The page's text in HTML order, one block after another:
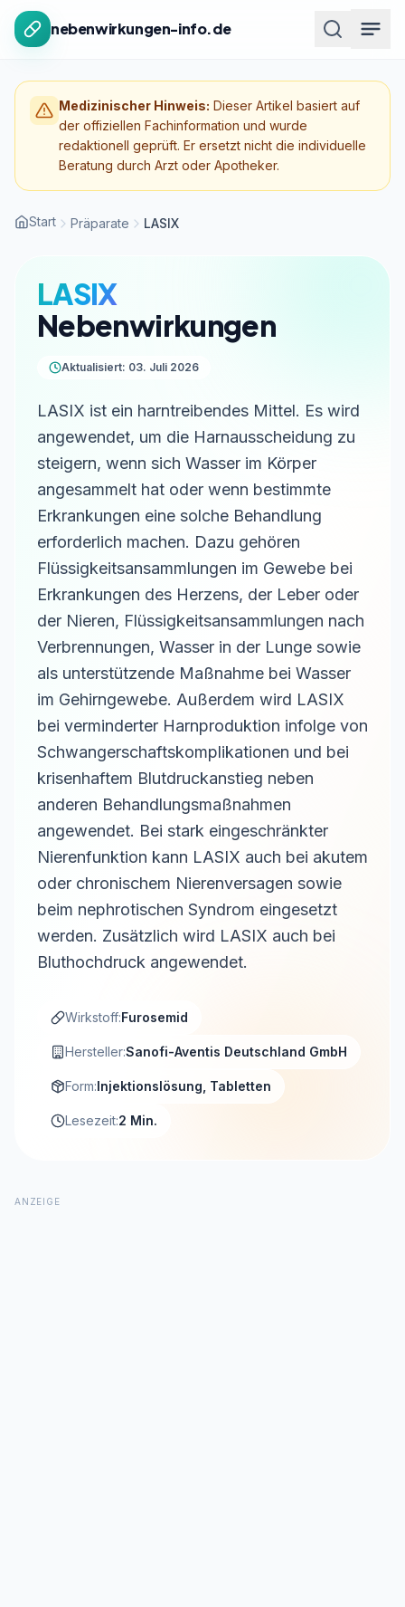
Zum Inhalt springen
nebenwirkungen-info.de
Medizinischer Hinweis: Dieser Artikel basiert auf
der offiziellen Fachinformation und wurde
redaktionell geprüft. Er ersetzt nicht die individuelle
Beratung durch Arzt oder Apotheker.
Start Präparate LASIX
LASIX
Nebenwirkungen
Aktualisiert: 03. Juli 2026
LASIX ist ein harntreibendes Mittel. Es wird
angewendet, um die Harnausscheidung zu
steigern, wenn sich Wasser im Körper
angesammelt hat oder wenn bestimmte
Erkrankungen eine solche Behandlung
erforderlich machen. Dazu gehören
Flüssigkeitsansammlungen im Gewebe bei
Erkrankungen des Herzens, der Leber oder
der Nieren, Flüssigkeitsansammlungen nach
Verbrennungen, Wasser in der Lunge sowie
als unterstützende Maßnahme bei Wasser
im Gehirngewebe. Außerdem wird LASIX
bei verminderter Harnproduktion infolge von
Schwangerschaftskomplikationen und bei
krisenhaftem Blutdruckanstieg neben
anderen Behandlungsmaßnahmen
angewendet. Bei stark eingeschränkter
Nierenfunktion kann LASIX auch bei akutem
oder chronischem Nierenversagen sowie
beim nephrotischen Syndrom eingesetzt
werden. Zusätzlich wird LASIX auch bei
Bluthochdruck angewendet.
Wirkstoff:Furosemid
Hersteller:Sanofi-Aventis Deutschland GmbH
Form:Injektionslösung, Tabletten
Lesezeit:2 Min.
ANZEIGE